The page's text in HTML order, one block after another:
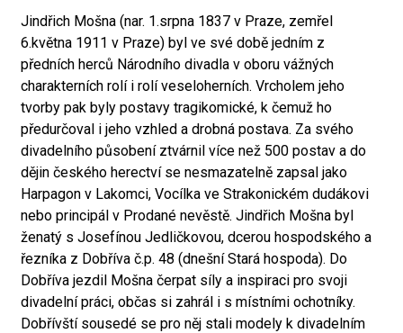
Jindřich Mošna (nar. 1.srpna 1837 v Praze, zemřel
6.května 1911 v Praze) byl ve své době jedním z
předních herců Národního divadla v oboru vážných
charakterních rolí i rolí veseloherních. Vrcholem jeho
tvorby pak byly postavy tragikomické, k čemuž ho
předurčoval i jeho vzhled a drobná postava. Za svého
divadelního působení ztvárnil více než 500 postav a do
dějin českého herectví se nesmazatelně zapsal jako
Harpagon v Lakomci, Vocílka ve Strakonickém dudákovi
nebo principál v Prodané nevěstě. Jindřich Mošna byl
ženatý s Josefínou Jedličkovou, dcerou hospodského a
řezníka z Dobříva č.p. 48 (dnešní Stará hospoda). Do
Dobříva jezdil Mošna čerpat síly a inspiraci pro svoji
divadelní práci, občas si zahrál i s místními ochotníky.
Dobřívští sousedé se pro něj stali modely k divadelním